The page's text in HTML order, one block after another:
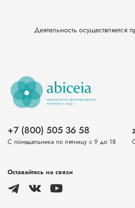
+7 (800) 505 36 58
С понедельника по пятницу с 9 до 18
Оставайтесь на связи
Деятельность осуществляется